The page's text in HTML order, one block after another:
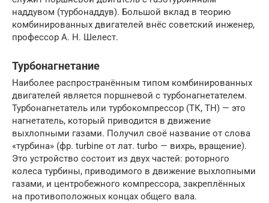
наддувом (турбонаддув). Большой вклад в теорию
комбинированных двигателей внёс советский инженер,
профессор А. Н. Шелест.
Турбонагнетание
Наиболее распространённым типом комбинированных
двигателей является поршневой с турбонагнетателем.
Турбонагнетатель или турбокомпрессор (ТК, ТН) — это
нагнетатель, который приводится в движение
выхлопными газами. Получил своё название от слова
«турбина» (фр. turbine от лат. turbo — вихрь, вращение).
Это устройство состоит из двух частей: роторного
колеса турбины, приводимого в движение выхлопными
газами, и центробежного компрессора, закреплённых
на противоположных концах общего вала.